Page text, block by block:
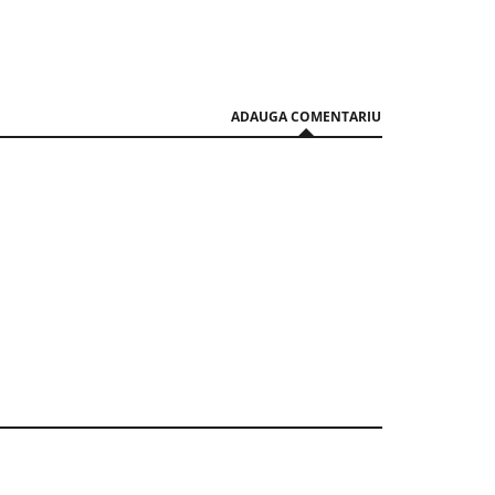
ADAUGA COMENTARIU